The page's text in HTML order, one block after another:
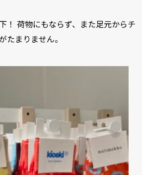
！ 荷物にもならず、また足元からチ
たまりません。